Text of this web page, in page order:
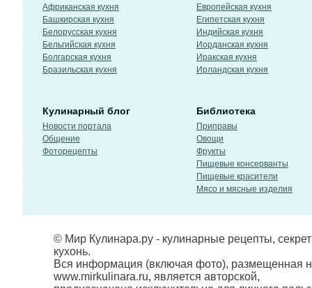
Африканская кухня
Башкирская кухня
Белорусская кухня
Бельгийская кухня
Болгарская кухня
Бразильская кухня
Европейская кухня
Египетская кухня
Индийская кухня
Иорданская кухня
Иракская кухня
Ирландская кухня
Кулинарный блог
Новости портала
Общение
Фоторецепты
Библиотека
Приправы
Овощи
Фрукты
Пищевые консерванты
Пищевые красители
Мясо и мясные изделия
© Мир Кулинара.ру - кулинарные рецепты,
кухонь.
Вся информация (включая фото), размещенная
www.mirkulinara.ru, является авторской,